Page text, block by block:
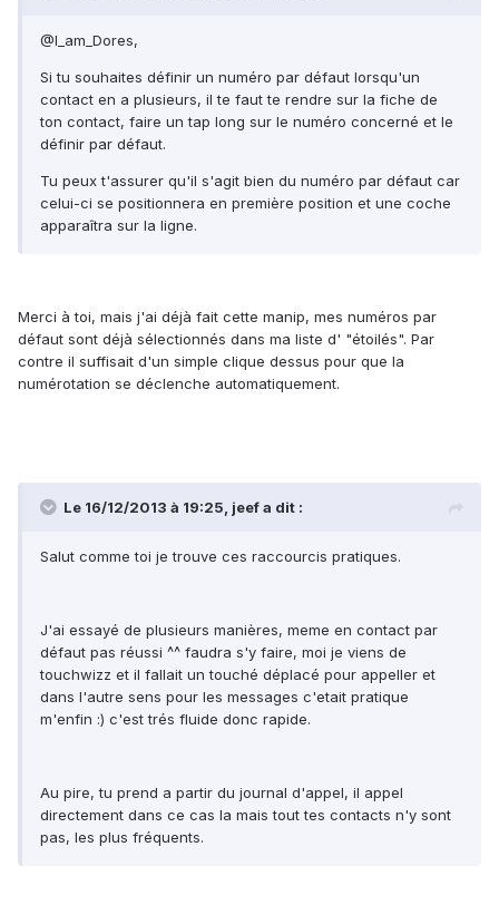
@I_am_Dores,
Si tu souhaites définir un numéro par défaut lorsqu'un
contact en a plusieurs, il te faut te rendre sur la fiche de
ton contact, faire un tap long sur le numéro concerné et le
définir par défaut.
Tu peux t'assurer qu'il s'agit bien du numéro par défaut car
celui-ci se positionnera en première position et une coche
apparaîtra sur la ligne.
Merci à toi, mais j'ai déjà fait cette manip, mes numéros par
défaut sont déjà sélectionnés dans ma liste d' "étoilés". Par
contre il suffisait d'un simple clique dessus pour que la
numérotation se déclenche automatiquement.
Le 16/12/2013 à 19:25, jeef a dit :
Salut comme toi je trouve ces raccourcis pratiques.
J'ai essayé de plusieurs manières, meme en contact par
défaut pas réussi ^^ faudra s'y faire, moi je viens de
touchwizz et il fallait un touché déplacé pour appeller et
dans l'autre sens pour les messages c'etait pratique
m'enfin :) c'est trés fluide donc rapide.
Au pire, tu prend a partir du journal d'appel, il appel
directement dans ce cas la mais tout tes contacts n'y sont
pas, les plus fréquents.